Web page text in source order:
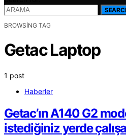
BROWSING TAG
Getac Laptop
1 post
Haberler
Getac’ın A140 G2
istediğiniz yerde